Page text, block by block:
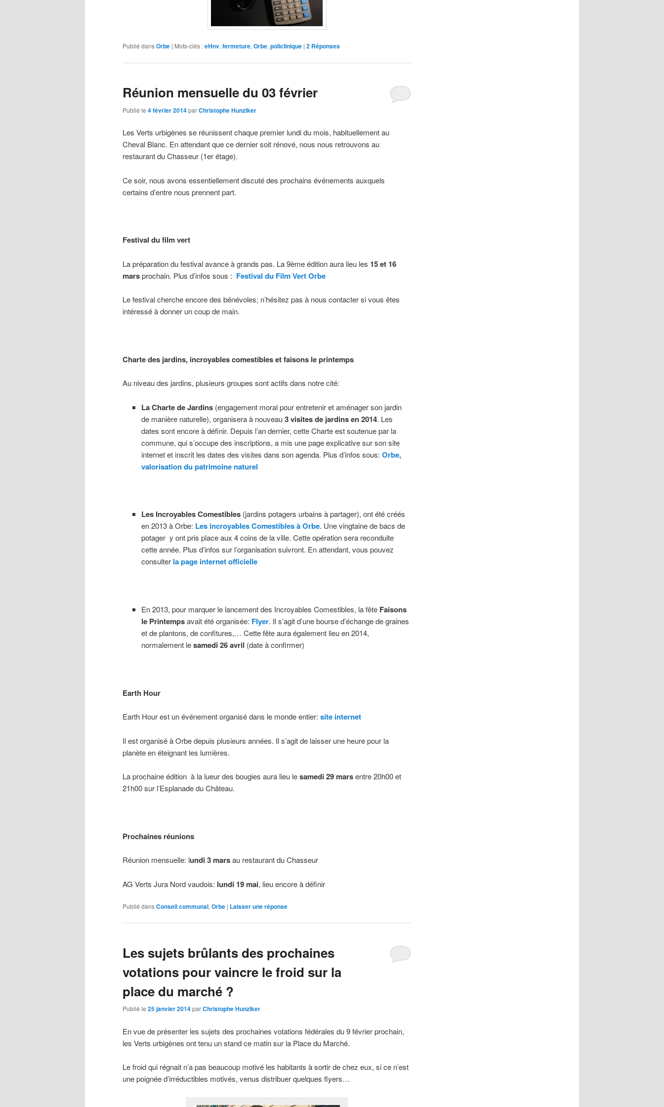
Publié dansOrbe | Mots-clés :eHnv, fermeture, Orbe, policlinique | 2 Réponses
Réunion mensuelle du 03 février
Publié le 4 février 2014parChristophe Hunziker
Les Verts urbigènes se réunissent chaque premier lundi du mois, habituellement au
Cheval Blanc. En attendant que ce dernier soit rénové, nous nous retrouvons au
restaurant du Chasseur (1er étage).
Ce soir, nous avons essentiellement discuté des prochains événements auxquels
certains d’entre nous prennent part.
Festival du film vert
La préparation du festival avance à grands pas. La 9ème édition aura lieu les 15 et 16
marsprochain. Plus d’infos sous : Festival du Film Vert Orbe
Le festival cherche encore des bénévoles; n’hésitez pas à nous contacter si vous êtes
intéressé à donner un coup de main.
Charte des jardins, incroyables comestibles et faisons le printemps
Au niveau des jardins, plusieurs groupes sont actifs dans notre cité:
La Charte de Jardins(engagement moral pour entretenir et aménager son jardin
de manière naturelle), organisera à nouveau3 visites de jardins en 2014. Les
dates sont encore à définir. Depuis l’an dernier, cette Charte est soutenue par la
commune, qui s’occupe des inscriptions, a mis une page explicative sur son site
internet et inscrit les dates des visites dans son agenda. Plus d’infos sous: Orbe,
valorisation du patrimoine naturel
Les Incroyables Comestibles(jardins potagers urbains à partager), ont été créés
en 2013 à Orbe: Les incroyables Comestibles à Orbe. Une vingtaine de bacs de
potager y ont pris place aux 4 coins de la ville. Cette opération sera reconduite
cette année. Plus d’infos sur l’organisation suivront. En attendant, vous pouvez
consulter la page internet officielle
En 2013, pour marquer le lancement des Incroyables Comestibles, la fête Faisons
le Printempsavait été organisée: Flyer. Il s’agit d’une bourse d’échange de graines
et de plantons, de confitures,… Cette fête aura également lieu en 2014,
normalement lesamedi 26 avril (date à confirmer)
Earth Hour
Earth Hour est un événement organisé dans le monde entier: site internet
Il est organisé à Orbe depuis plusieurs années. Il s’agit de laisser une heure pour la
planète en éteignant les lumières.
La prochaine édition à la lueur des bougies aura lieu lesamedi 29 marsentre 20h00 et
21h00 sur l’Esplanade du Château.
Prochaines réunions
Réunion mensuelle: lundi 3 marsau restaurant du Chasseur
AG Verts Jura Nord vaudois: lundi 19 mai, lieu encore à définir
Publié dansConseil communal, Orbe | Laisser une réponse
Les sujets brûlants des prochaines
votations pour vaincre le froid sur la
place du marché ?
Publié le 25 janvier 2014parChristophe Hunziker
En vue de présenter les sujets des prochaines votations fédérales du 9 février prochain,
les Verts urbigènes ont tenu un stand ce matin sur la Place du Marché.
Le froid qui régnait n’a pas beaucoup motivé les habitants à sortir de chez eux, si ce n’est
une poignée d’irréductibles motivés, venus distribuer quelques flyers…